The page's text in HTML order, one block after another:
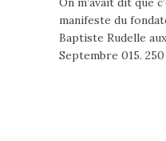
manifeste du
Baptiste Rudelle
Septembre 015.